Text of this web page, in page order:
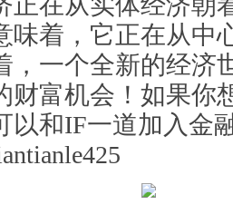
味着，它正在从中
，一个全新的经济
财富机会！如果你
以和IF一道加入金